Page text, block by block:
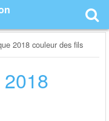
2018 couleur des fils